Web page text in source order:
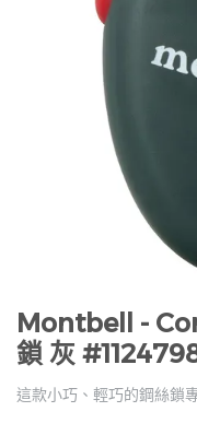
Montbell -
鎖 灰
這款小巧、輕巧的鋼絲鎖